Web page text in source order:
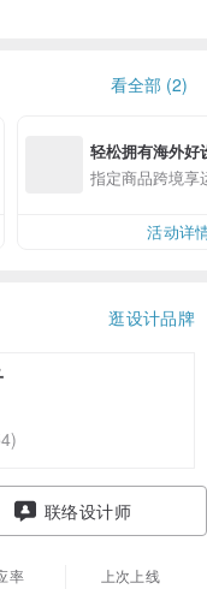
看全部 (2)
轻松拥有海外好
指定商品跨境享
活动详
逛设计品牌
联络设计师
率
上次上线